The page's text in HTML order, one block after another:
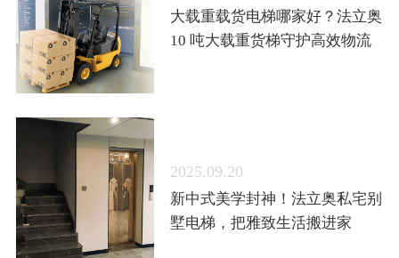
大载重载货电梯哪家好？法立奥
10 吨大载重货梯守护高效物流
2025.09.20
新中式美学封神！法立奥私宅别
墅电梯，把雅致生活搬进家